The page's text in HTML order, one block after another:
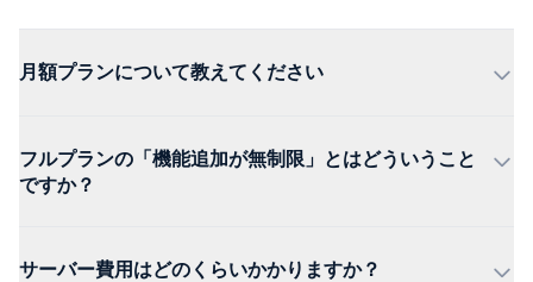
月額プランについて教えてください
フルプランの「機能追加が無制限」とはどういうこと
ですか？
サーバー費用はどのくらいかかりますか？